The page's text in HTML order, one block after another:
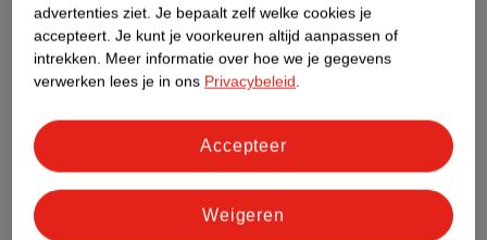
Dit product heeft (nog) geen Nature
Impact Score.
Meer informatie
Bestel & Bezorginformatie
Bekijk ook
advertenties ziet. Je bepaalt zelf welke cookies je
accepteert. Je kunt je voorkeuren altijd aanpassen of
intrekken. Meer informatie over hoe we je gegevens
verwerken lees je in ons Privacybeleid.
Weigeren
Accepteer